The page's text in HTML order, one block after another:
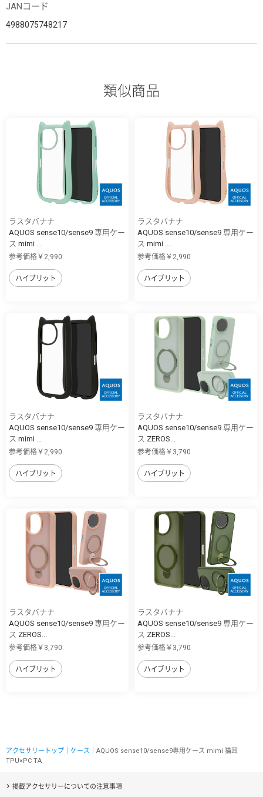
JANコード
4988075748217
類似商品
ラスタバナナ
AQUOS sense10/sense9 専用ケー
ス mimi ...
参考価格￥2,990
ハイブリット
ラスタバナナ
AQUOS sense10/sense9 専用ケー
ス mimi ...
参考価格￥2,990
ハイブリット
ラスタバナナ
AQUOS sense10/sense9 専用ケー
ス mimi ...
参考価格￥2,990
ハイブリット
ラスタバナナ
AQUOS sense10/sense9 専用ケー
ス ZEROS...
参考価格￥3,790
ハイブリット
ラスタバナナ
AQUOS sense10/sense9 専用ケー
ス ZEROS...
参考価格￥3,790
ハイブリット
ラスタバナナ
AQUOS sense10/sense9 専用ケー
ス ZEROS...
参考価格￥3,790
ハイブリット
アクセサリートップ ケース ｜AQUOS sense10/sense9専用ケース mimi 猫耳
TPU×PC TA
掲載アクセサリーについての注意事項